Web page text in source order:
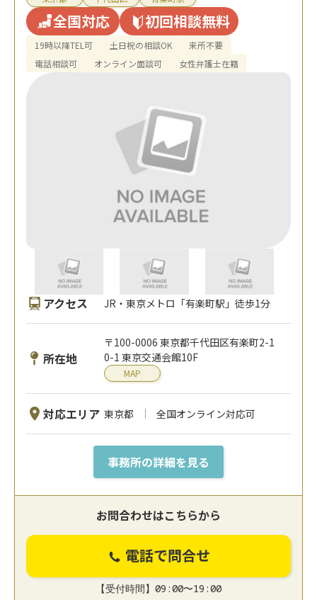
全国対応 初回相談無料
19時以降TEL可 土日祝の相談OK
来所不要
電話相談可
オンライン面談可 女性弁護士在籍
アクセス JR・東京メトロ「有楽町駅」徒歩1分
所在地
〒100-0006 東京都千代田区有楽町2-1
0-1 東京交通会館10F
MAP
対応エリア 東京都 全国オンライン対応可
事務所の詳細を見る
お問合わせはこちらから
電話で問合せ
【受付時間】09:00〜19:00